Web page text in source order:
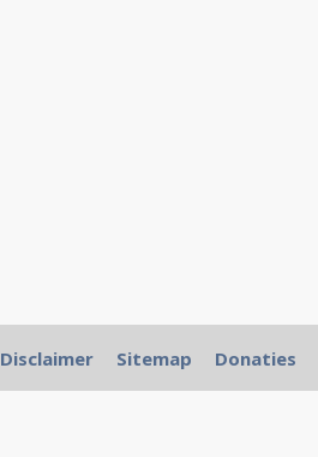
Disclaimer Sitemap Donaties